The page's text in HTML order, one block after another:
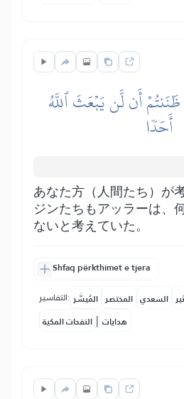
أَن لَّن يَبۡعَثَ ٱللَّهُ
أَحَدٗا
あなた方（人間たち）が
ジンたちもアッラーは、
ないと考えていた。
Shfaq përkthimet e tjera
التفاسير: المُيسَّر المختصر السعدي
النفحات المكية | هدايات